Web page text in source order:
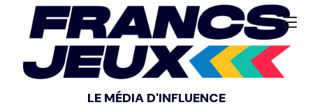
LE MÉDIA D'INFLUENCE